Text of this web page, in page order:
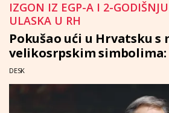
IZGON IZ EGP-A I 2-
ULASKA U RH
Pokušao ući u Hrvatsku s
velikosrpskim simbolima:
DESK